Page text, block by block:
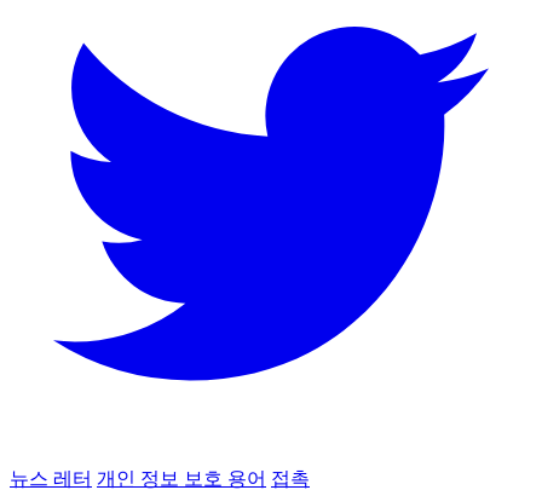
뉴스 레터 개인 정보 보호 용어 접촉